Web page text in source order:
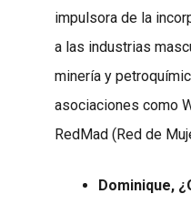
impulsora de la
a las industrias
minería y
asociaciones como
RedMad (Red de
Dominique,